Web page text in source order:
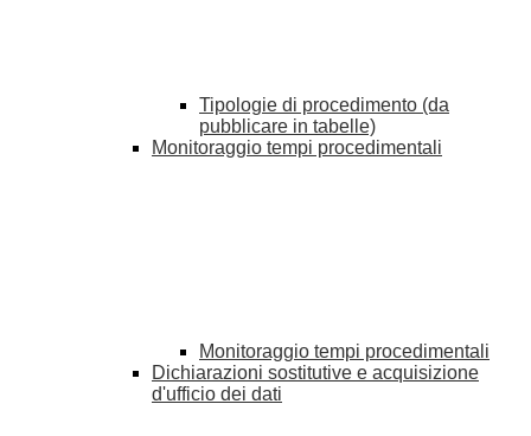
Tipologie di procedimento (da
pubblicare in tabelle)
Monitoraggio tempi procedimentali
Monitoraggio tempi procedimentali
Dichiarazioni sostitutive e acquisizione
d'ufficio dei dati